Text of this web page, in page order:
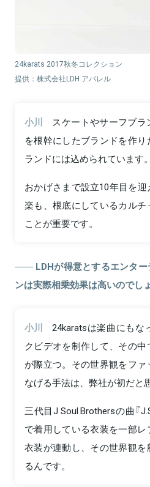
24karats 2017秋冬コレクション
提供：株式会社LDH アパレル
小川
スケートやサーフブ
を根幹にしたブランドを作
ランドには込められています。
おかげさまで設立10年目を
楽も、根底にしているカルチ
ことが重要です。
LDHが得意とするエンタ
ンは実際相乗効果は高いのでし
小川
24karatsは楽曲にもな
クビデオを制作して、その
が際立つ。その世界観をフ
なげる手法は、弊社が初だと
三代目J Soul Brothersの曲『
で着用している衣装を一部
衣装が連動し、その世界観
るんです。